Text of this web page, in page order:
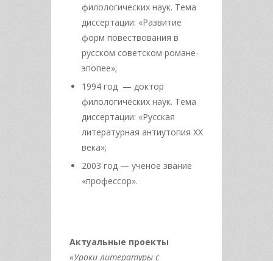
филологических наук. Тема
диссертации: «Развитие
форм повествования в
русском советском романе-
эпопее»;
1994 год — доктор
филологических наук. Тема
диссертации: «Русская
литературная антиутопия XX
века»;
2003 год — ученое звание
«профессор».
Актуальные проекты
«Уроки литературы с